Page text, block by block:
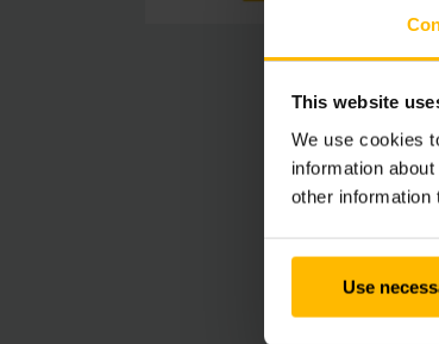
This website
We use cookies
information
other information
Use